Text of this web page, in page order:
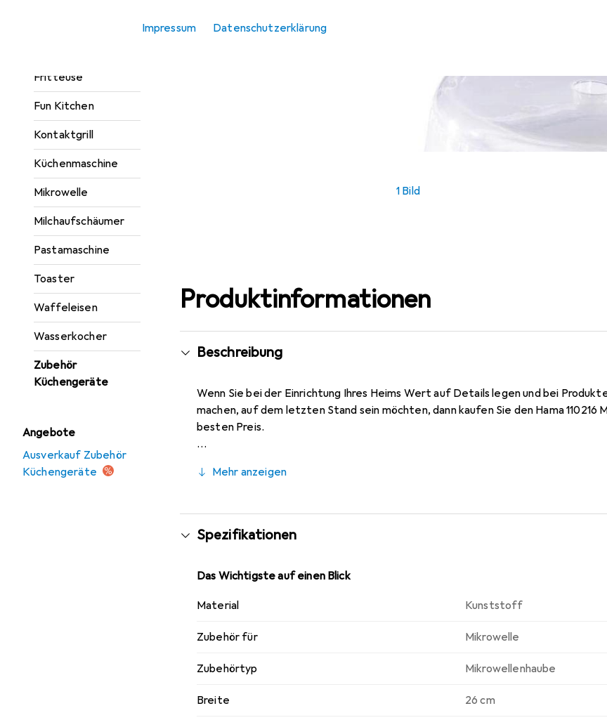
Impressum Datenschutzerklärung
Fritteuse
Fun Kitchen
Kontaktgrill
Küchenmaschine
Mikrowelle
Milchaufschäumer
Pastamaschine
Toaster
Waffeleisen
Wasserkocher
Zubehör
Küchengeräte
Angebote
Ausverkauf Zubehör
Küchengeräte
1 Bild
Produktinformationen
Beschreibung
Wenn Sie bei der Einrichtung Ihres Heims Wert auf Details legen und bei
machen, auf dem letzten Stand sein möchten, dann kaufen Sie den Hama 110216
besten Preis.
Mehr anzeigen
Spezifikationen
Das Wichtigste auf einen Blick
Material Kunststoff
Zubehör für Mikrowelle
Zubehörtyp Mikrowellenhaube
Breite 26 cm